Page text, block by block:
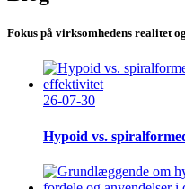
Fokus på virksomhedens realitet
26-07-30
Hypoid vs.